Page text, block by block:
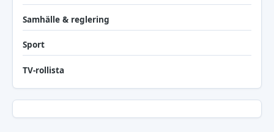
Samhälle & reglering
Sport
TV-rollista